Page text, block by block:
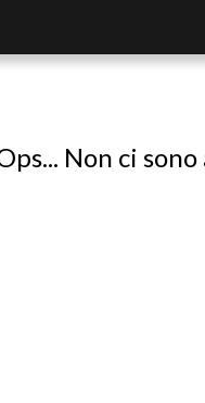
Non ci